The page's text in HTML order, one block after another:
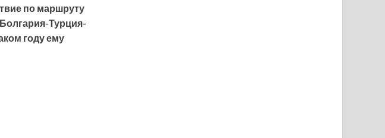
по маршруту
Турция-
году ему